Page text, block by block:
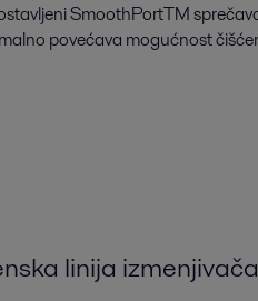
SmoothPortTM
povećava mogućnost
linija